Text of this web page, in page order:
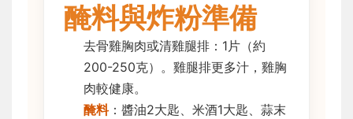
醃料與炸粉準備
去骨雞胸肉或清雞腿排：1片（約
200-250克）。雞腿排更多汁，雞胸
肉較健康。
醃料：醬油2大匙、米酒1大匙、蒜末